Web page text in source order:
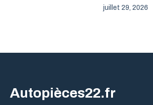
juillet 29, 2026
Autopièces22.fr